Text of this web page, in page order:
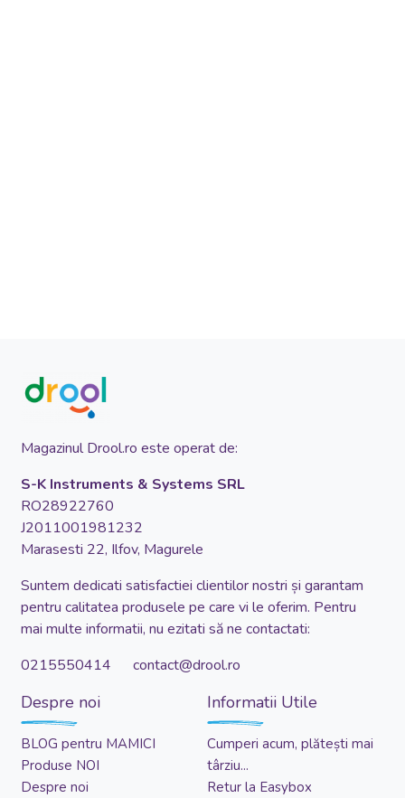
Magazinul Drool.ro este operat de:
S-K Instruments & Systems SRL
RO28922760
J2011001981232
Marasesti 22, Ilfov, Magurele
Suntem dedicati satisfactiei clientilor nostri și garantam
pentru calitatea produsele pe care vi le oferim. Pentru
mai multe informatii, nu ezitati să ne contactati:
0215550414 contact@drool.ro
Despre noi
BLOG pentru MAMICI
Produse NOI
Despre noi
Informatii Utile
Cumperi acum, plătești mai
târziu...
Retur la Easybox